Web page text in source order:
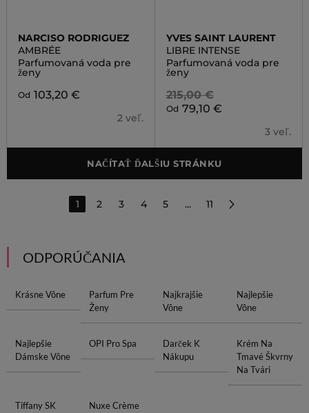
NARCISO RODRIGUEZ
AMBRÉE
Parfumovaná voda pre
ženy
Od 103,20 €
2 veľ.
YVES SAINT LAURENT
LIBRE INTENSE
Parfumovaná voda pre
ženy
215,00 €
Od 79,10 €
3 veľ.
NAČÍTAŤ ĎALŠIU STRÁNKU
1 2 3 4 5 ... 11
ODPORÚČANIA
Krásne Vône
Parfum Pre
Ženy
Najkrajšie
Vône
Najlepšie
Vône
Najlepšie
Dámske Vône
OPI Pro Spa
Darček K
Nákupu
Krém Na
Tmavé Škvrny
Na Tvári
Tiffany SK
Nuxe Crème